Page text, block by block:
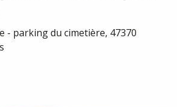
- parking du cimetière, 47370
aux favoris